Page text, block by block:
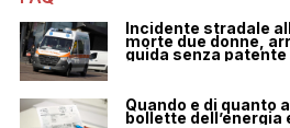
Incidente stradale
morte due donne,
guida senza patente
Quando e di quanto
bollette dell’energia